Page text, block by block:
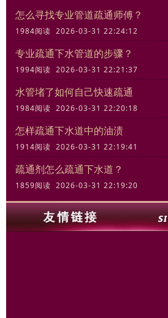
怎么寻找专业管道疏通师傅？
1984阅读 2026-03-31 22:24:12
专业疏通下水管道的步骤？
1994阅读 2026-03-31 22:21:37
水管堵了如何自己快速疏通
1984阅读 2026-03-31 22:20:18
怎样疏通下水道中的油渍
1914阅读 2026-03-31 22:19:41
疏通剂怎么疏通下水道？
1859阅读 2026-03-31 22:19:20